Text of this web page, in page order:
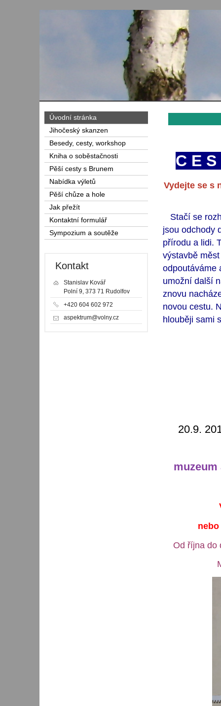
C E
Vydejte se s
Stačí se
jsou odchody
přírodu a lidi.
výstavbě
odpoutáváme
umožní další
znovu
novou cestu.
hlouběji sami
20.9.
Od října do
Úvodní stránka
Jihočeský skanzen
Besedy, cesty, workshop
Kniha o soběstačnosti
Pěší cesty s Brunem
Nabídka výletů
Pěší chůze a hole
Jak přežít
Kontaktní formulář
Sympozium a soutěže
Kontakt
Stanislav Kovář
Polní 9, 373 71 Rudolfov
+420 604 602 972
aspektrum@volny.cz